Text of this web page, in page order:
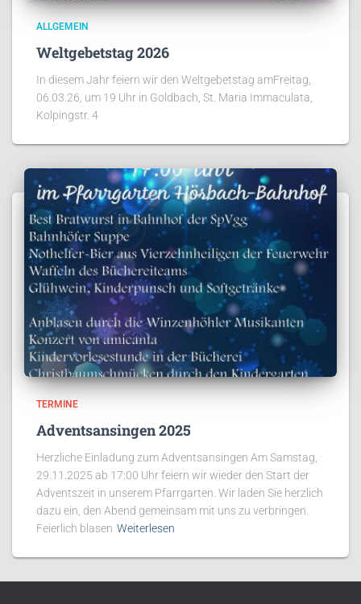
ALLGEMEIN
Weltgebetstag 2026
In diesem Jahr feiern wir den Weltgebetstag amFreitag,
06.03.26, um 19 Uhr in Goldbach, St. Maria Immaculata,
Kolpingstr. 4
TERMINE
Adventsansingen 2025
Herzliche Einladung zum Adventsansingen Am Samstag,
29.11.2025 ab 17:00 Uhr feiern wir wieder den Start der
Adventszeit in unserem Pfarrgarten. Wir laden Sie herzlich
dazu ein, den Abend gemeinsam mit uns zu verbringen.
Feierlich blasen Weiterlesen